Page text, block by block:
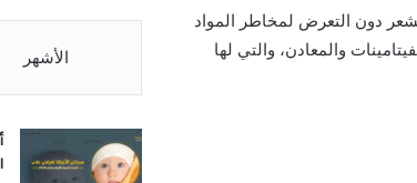
دون التعرض لمخاطر المواد
والمعادن، والتي لها
الأشهر